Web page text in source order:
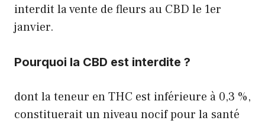
interdit la vente de fleurs au CBD le 1er
janvier.
Pourquoi la CBD est interdite ?
dont la teneur en THC est inférieure à 0,3 %,
constituerait un niveau nocif pour la santé